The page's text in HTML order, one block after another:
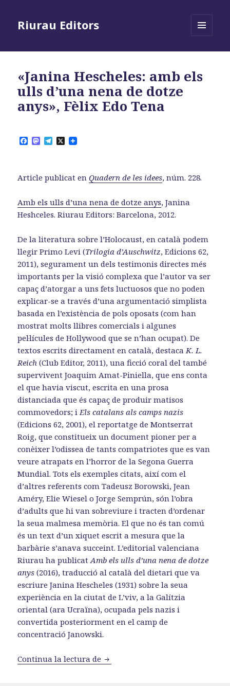
Riurau Editors
«Janina Hescheles: amb els
ulls d’una nena de dotze
anys», Fèlix Edo Tena
F
b
o
k
M
o
d
n
T
g
r
m
X
Article publicat enQuadern de les idees, núm. 228.
Amb els ulls d’una nena de dotze anys, Janina
Heshceles. Riurau Editors: Barcelona, 2012.
De la literatura sobre l’Holocaust, en català podem
llegir Primo Levi (Trilogia d’Auschwitz, Edicions 62,
2011), segurament un dels testimonis directes més
importants per la visió complexa que l’autor va ser
capaç d’atorgar a uns fets luctuosos que no poden
explicar-se a través d’una argumentació simplista
basada en l’existència de pols oposats (com han
mostrat molts llibres comercials i algunes
pel·lícules de Hollywood que se n’han ocupat). De
textos escrits directament en català, destacaK. L.
Reich (Club Editor, 2011), una ficció coral del també
supervivent Joaquim Amat-Piniella, que ens conta
el que havia viscut, escrita en una prosa
distanciada que és capaç de produir matisos
commovedors; iEls catalans als camps nazis
(Edicions 62, 2001), el reportatge de Montserrat
Roig, que constitueix un document pioner per a
conèixer l’odissea de tants compatriotes que es van
veure atrapats en l’horror de la Segona Guerra
Mundial. Tots els exemples citats, així com el
d’altres referents com Tadeusz Borowski, Jean
Améry, Elie Wiesel o Jorge Semprún, són l’obra
d’adults que hi van sobreviure i tracten d’ordenar
la seua malmesa memòria. El que no és tan comú
és un text d’un xiquet escrit a mesura que la
barbàrie s’anava succeint. L’editorial valenciana
Riurau ha publicatAmb els ulls d’una nena de dotze
anys (2016), traducció al català del dietari que va
escriure Janina Hescheles (1931) sobre la seua
experiència en la ciutat de L’viv, a la Galítzia
oriental (ara Ucraïna), ocupada pels nazis i
convertida posteriorment en el camp de
concentració Janowski.
Continua la lectura de «Janina Hescheles: amb els ulls